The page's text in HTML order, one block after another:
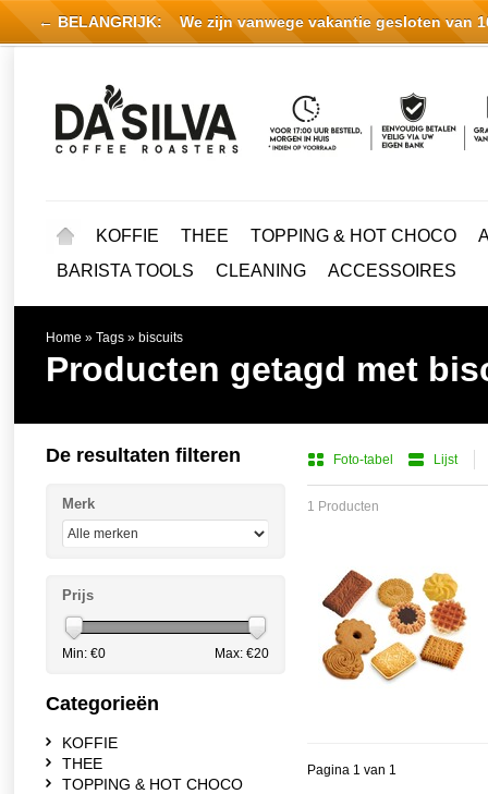
KOFFIE THEE TOPPING & HOT CHOCO
BARISTA TOOLS
CLEANING ACCESSOIRES
Home » Tags » biscuits
Producten getagd met
Foto-tabel Lijst
1 Producten
Pagina 1 van 1
De resultaten filteren
Merk
Prijs
Min: €0 Max: €20
Categorieën
KOFFIE
THEE
TOPPING & HOT CHOCO
← BELANGRIJK: We zijn vanwege vakantie gesloten van